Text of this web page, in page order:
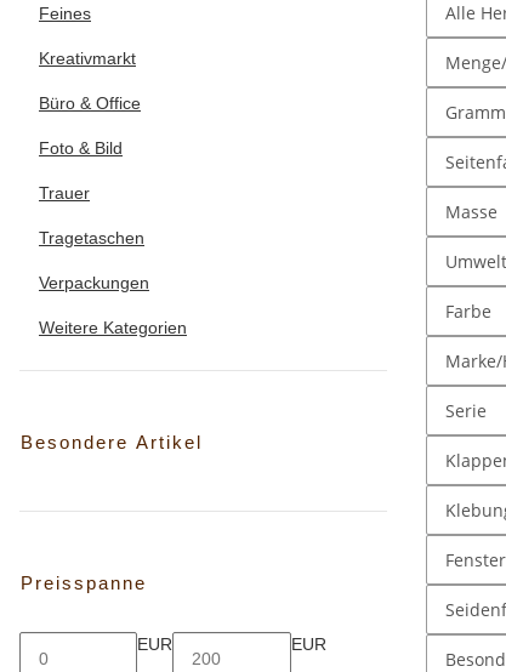
Alle
Masse
Farbe
Serie
Fenster
Feines
Kreativmarkt
Büro & Office
Foto & Bild
Trauer
Tragetaschen
Verpackungen
Weitere Kategorien
Besondere Artikel
Preisspanne
EUR EUR